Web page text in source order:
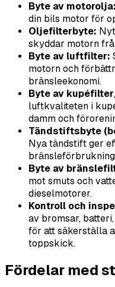
Byte av motorolja:
din bils motor för
Oljefilterbyte:
skyddar motorn
Byte av luftfilter:
motorn och
bränsleekonomi.
Byte av
luftkvaliteten i
damm och
Tändstiftsbyte
Nya tändstift ger
Byte av
mot smuts och
dieselmotorer.
Kontroll och
av bromsar,
för att säkerställa
toppskick.
Fördelar med